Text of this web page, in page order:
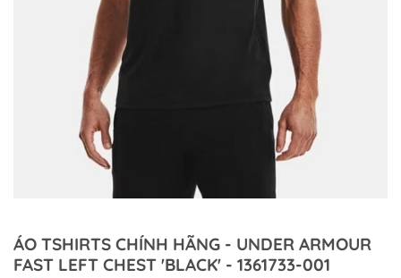
ÁO TSHIRTS CHÍNH HÃNG - UNDER ARMOUR
FAST LEFT CHEST 'BLACK' - 1361733-001